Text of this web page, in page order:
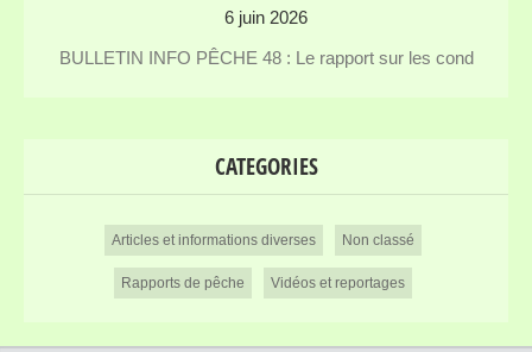
6 juin 2026
BULLETIN INFO PÊCHE 48 : Le rapport sur les cond
CATEGORIES
Articles et informations diverses Non classé
Rapports de pêche Vidéos et reportages